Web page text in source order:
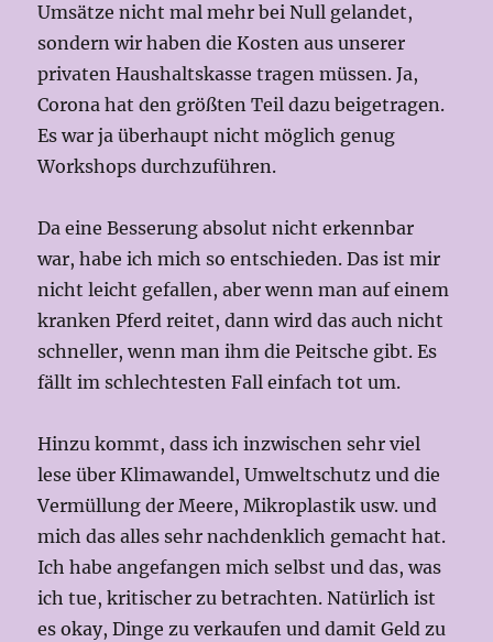
Umsätze nicht mal mehr bei Null gelandet,
sondern wir haben die Kosten aus unserer
privaten Haushaltskasse tragen müssen. Ja,
Corona hat den größten Teil dazu beigetragen.
Es war ja überhaupt nicht möglich genug
Workshops durchzuführen.
Da eine Besserung absolut nicht erkennbar
war, habe ich mich so entschieden. Das ist mir
nicht leicht gefallen, aber wenn man auf einem
kranken Pferd reitet, dann wird das auch nicht
schneller, wenn man ihm die Peitsche gibt. Es
fällt im schlechtesten Fall einfach tot um.
Hinzu kommt, dass ich inzwischen sehr viel
lese über Klimawandel, Umweltschutz und die
Vermüllung der Meere, Mikroplastik usw. und
mich das alles sehr nachdenklich gemacht hat.
Ich habe angefangen mich selbst und das, was
ich tue, kritischer zu betrachten. Natürlich ist
es okay, Dinge zu verkaufen und damit Geld zu